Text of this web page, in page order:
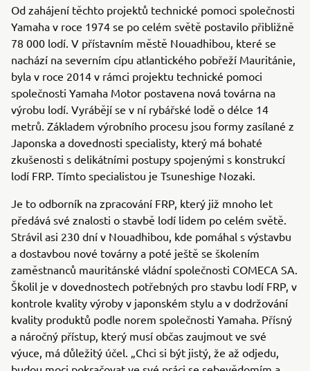
Od zahájení těchto projektů technické pomoci společnosti
Yamaha v roce 1974 se po celém světě postavilo přibližně
78 000 lodí. V přístavním městě Nouadhibou, které se
nachází na severním cípu atlantického pobřeží Mauritánie,
byla v roce 2014 v rámci projektu technické pomoci
společnosti Yamaha Motor postavena nová továrna na
výrobu lodí. Vyrábějí se v ní rybářské lodě o délce 14
metrů. Základem výrobního procesu jsou formy zasílané z
Japonska a dovednosti specialisty, který má bohaté
zkušenosti s delikátními postupy spojenými s konstrukcí
lodí FRP. Tímto specialistou je Tsuneshige Nozaki.
Je to odborník na zpracování FRP, který již mnoho let
předává své znalosti o stavbě lodí lidem po celém světě.
Strávil asi 230 dní v Nouadhibou, kde pomáhal s výstavbu
a dostavbou nové továrny a poté ještě se školením
zaměstnanců mauritánské vládní společnosti COMECA SA.
Školil je v dovednostech potřebných pro stavbu lodí FRP, v
kontrole kvality výroby v japonském stylu a v dodržování
kvality produktů podle norem společnosti Yamaha. Přísný
a náročný přístup, který musí občas zaujmout ve své
výuce, má důležitý účel. „Chci si být jistý, že až odjedu,